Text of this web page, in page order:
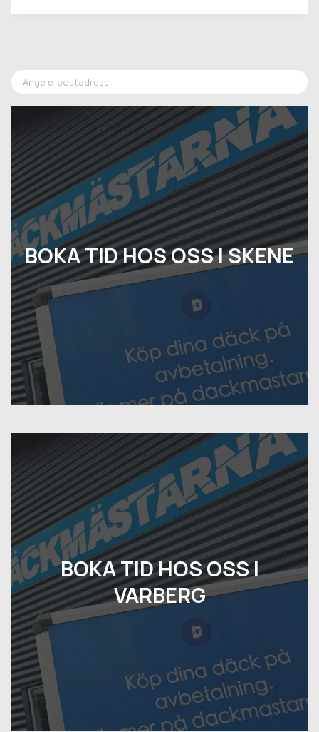
BOKA TID HOS OSS I SKENE
BOKA TID HOS OSS I
VARBERG